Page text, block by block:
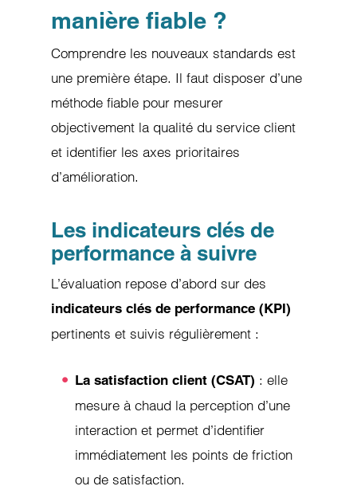
manière fiable ?
Comprendre les nouveaux standards est
une première étape. Il faut disposer d’une
méthode fiable pour mesurer
objectivement la qualité du service client
et identifier les axes prioritaires
d’amélioration.
Les indicateurs clés de
performance à suivre
L’évaluation repose d’abord sur des
indicateurs clés de performance (KPI)
pertinents et suivis régulièrement :
La satisfaction client (CSAT) : elle
mesure à chaud la perception d’une
interaction et permet d’identifier
immédiatement les points de friction
ou de satisfaction.